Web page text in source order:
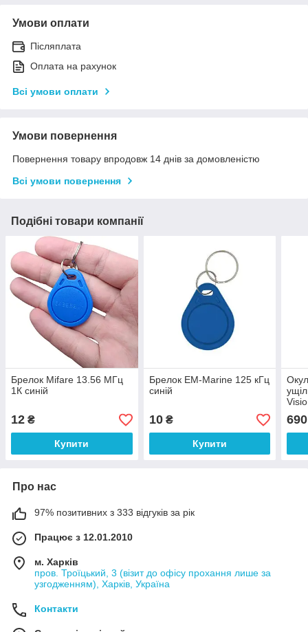
Умови оплати
Післяплата
Оплата на рахунок
Всі умови оплати
Умови повернення
Повернення товару впродовж 14 днів за домовленістю
Всі умови повернення
Подібні товари компанії
Брелок Mifare 13.56 МГц
1К синій
12 ₴
Купити
Брелок EM-Marine 125 кГц
синій
10₴
Купити
690
Про нас
97% позитивних з 333 відгуків за рік
Працює з 12.01.2010
м. Харків
пров. Троїцький, 3 (візит до офісу прохання лише за
узгодженням), Харків, Україна
Контакти